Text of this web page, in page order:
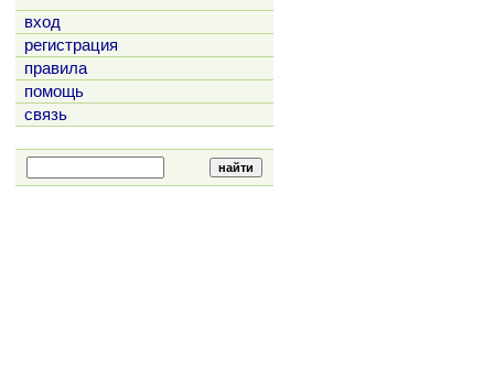
вход
регистрация
правила
помощь
связь